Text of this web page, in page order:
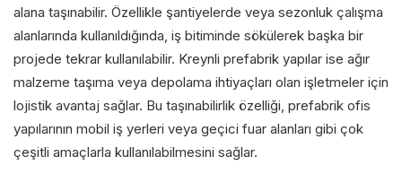
alana taşınabilir. Özellikle şantiyelerde veya sezonluk çalışma
alanlarında kullanıldığında, iş bitiminde sökülerek başka bir
projede tekrar kullanılabilir. Kreynli prefabrik yapılar ise ağır
malzeme taşıma veya depolama ihtiyaçları olan işletmeler için
lojistik avantaj sağlar. Bu taşınabilirlik özelliği, prefabrik ofis
yapılarının mobil iş yerleri veya geçici fuar alanları gibi çok
çeşitli amaçlarla kullanılabilmesini sağlar.